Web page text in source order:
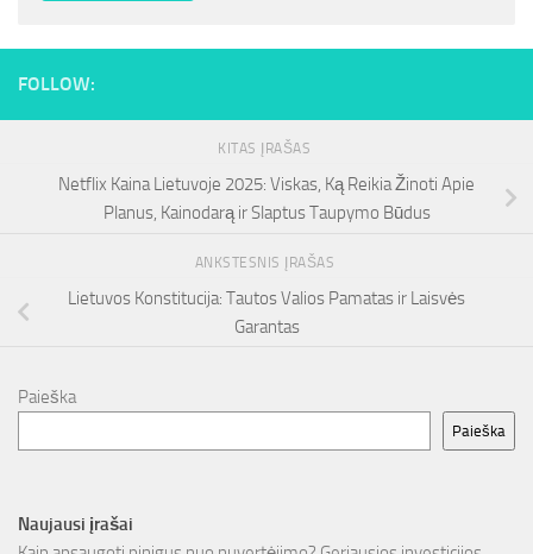
FOLLOW:
KITAS ĮRAŠAS
Netflix Kaina Lietuvoje 2025: Viskas, Ką Reikia Žinoti Apie
Planus, Kainodarą ir Slaptus Taupymo Būdus
ANKSTESNIS ĮRAŠAS
Lietuvos Konstitucija: Tautos Valios Pamatas ir Laisvės
Garantas
Paieška
Paieška
Naujausi įrašai